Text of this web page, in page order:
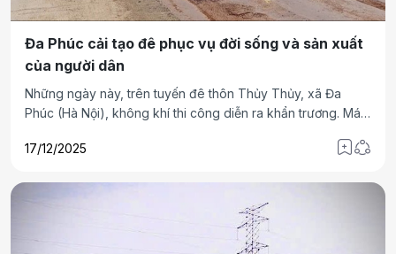
Đa Phúc cải tạo đê phục vụ đời sống và sản xuất
của người dân
Những ngày này, trên tuyến đê thôn Thủy Thủy, xã Đa
Phúc (Hà Nội), không khí thi công diễn ra khẩn trương. Máy
đường được mở rộng, chỉnh trang. Tuyến đê sau nhiều năm
đảm an toàn phòng, chống thiên tai gắn với nhu cầu cuộc
17/12/2025